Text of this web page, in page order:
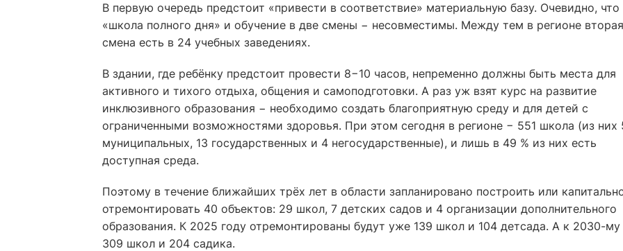
В первую очередь предстоит «привести в соответствие» материальную базу. Очевидно, что
«школа полного дня» и обучение в две смены − несовместимы. Между тем в регионе вторая
смена есть в 24 учебных заведениях.
В здании, где ребёнку предстоит провести 8−10 часов, непременно должны быть места для
активного и тихого отдыха, общения и самоподготовки. А раз уж взят курс на развитие
инклюзивного образования − необходимо создать благоприятную среду и для детей с
ограниченными возможностями здоровья. При этом сегодня в регионе − 551 школа (из них
муниципальных, 13 государственных и 4 негосударственные), и лишь в 49 % из них есть
доступная среда.
Поэтому в течение ближайших трёх лет в области запланировано построить или
отремонтировать 40 объектов: 29 школ, 7 детских садов и 4 организации дополнительного
образования. К 2025 году отремонтированы будут уже 139 школ и 104 детсада. А к 2030-му
309 школ и 204 садика.